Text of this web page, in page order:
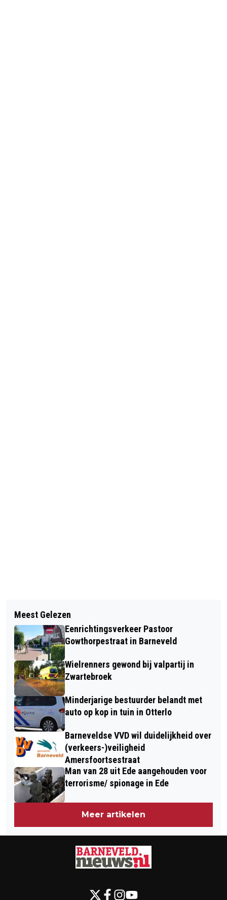
OPENING WISSELEXPOSITIE
GREBBELINIE BEZOEKERSCENTRUM
IN OTTERLO ZIJN 9 STRUIKELSTENEN
GEPLAATST
Meest Gelezen
Eenrichtingsverkeer Pastoor
Gowthorpestraat in Barneveld
Wielrenners gewond bij valpartij in
Zwartebroek
Minderjarige bestuurder belandt met
auto op kop in tuin in Otterlo
Barneveldse VVD wil duidelijkheid over
(verkeers-)veiligheid
Amersfoortsestraat
Man van 28 uit Ede aangehouden voor
terrorisme/ spionage in Ede
Meer artikelen